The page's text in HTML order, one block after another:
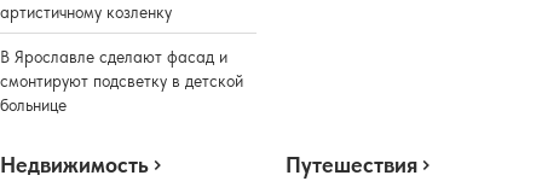
артистичному козленку
В Ярославле сделают фасад и
смонтируют подсветку в детской
больнице
Недвижимость Путешествия